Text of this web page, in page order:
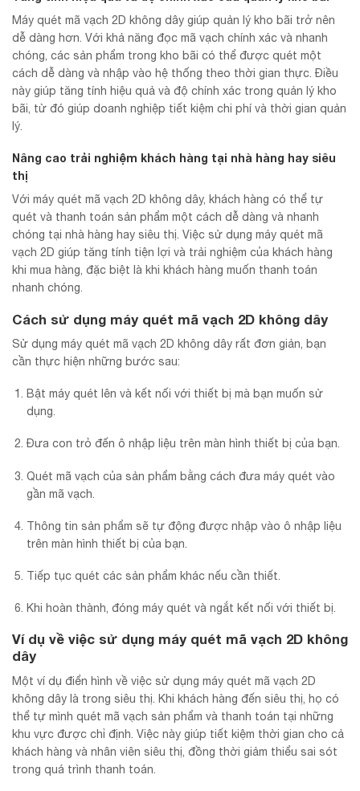
Máy quét mã vạch 2D không dây giúp quản lý kho bãi trở nên
dễ dàng hơn. Với khả năng đọc mã vạch chính xác và nhanh
chóng, các sản phẩm trong kho bãi có thể được quét một
cách dễ dàng và nhập vào hệ thống theo thời gian thực. Điều
này giúp tăng tính hiệu quả và độ chính xác trong quản lý kho
bãi, từ đó giúp doanh nghiệp tiết kiệm chi phí và thời gian quản
lý.
Nâng cao trải nghiệm khách hàng tại nhà hàng hay siêu
thị
Với máy quét mã vạch 2D không dây, khách hàng có thể tự
quét và thanh toán sản phẩm một cách dễ dàng và nhanh
chóng tại nhà hàng hay siêu thị. Việc sử dụng máy quét mã
vạch 2D giúp tăng tính tiện lợi và trải nghiệm của khách hàng
khi mua hàng, đặc biệt là khi khách hàng muốn thanh toán
nhanh chóng.
Cách sử dụng máy quét mã vạch 2D không dây
Sử dụng máy quét mã vạch 2D không dây rất đơn giản, bạn
cần thực hiện những bước sau:
Bật máy quét lên và kết nối với thiết bị mà bạn muốn sử
dụng.
Đưa con trỏ đến ô nhập liệu trên màn hình thiết bị của bạn.
Quét mã vạch của sản phẩm bằng cách đưa máy quét vào
gần mã vạch.
Thông tin sản phẩm sẽ tự động được nhập vào ô nhập liệu
trên màn hình thiết bị của bạn.
Tiếp tục quét các sản phẩm khác nếu cần thiết.
Khi hoàn thành, đóng máy quét và ngắt kết nối với thiết bị.
Ví dụ về việc sử dụng máy quét mã vạch 2D không
dây
Một ví dụ điển hình về việc sử dụng máy quét mã vạch 2D
không dây là trong siêu thị. Khi khách hàng đến siêu thị, họ có
thể tự mình quét mã vạch sản phẩm và thanh toán tại những
khu vực được chỉ định. Việc này giúp tiết kiệm thời gian cho cả
khách hàng và nhân viên siêu thị, đồng thời giảm thiểu sai sót
trong quá trình thanh toán.